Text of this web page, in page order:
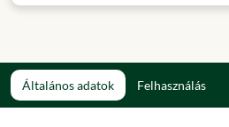
Általános adatok Felhasználás